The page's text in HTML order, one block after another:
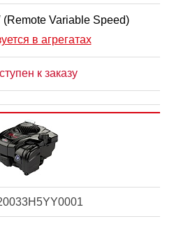
Variable Speed)
в агрегатах
к заказу